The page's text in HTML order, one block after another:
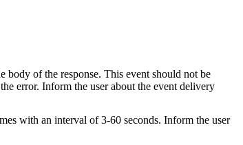
body of the response. This event should not be
error. Inform the user about the event delivery
with an interval of 3-60 seconds. Inform the user